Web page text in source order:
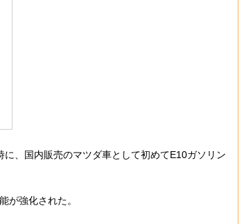
、国内販売のマツダ車として初めてE10ガソリン
が強化された。